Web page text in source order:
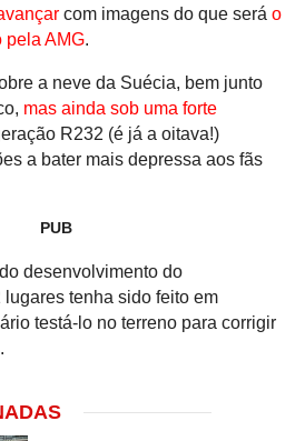
com imagens do que será o
pela AMG.
a neve da Suécia, bem junto
mas ainda sob uma forte
R232 (é já a oitava!)
a bater mais depressa aos fãs
PUB
desenvolvimento do
tenha sido feito em
testá-lo no terreno para corrigir